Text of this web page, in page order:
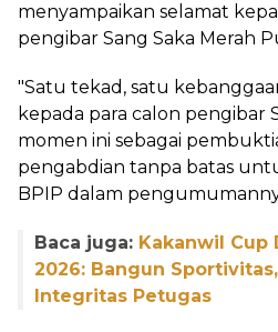
menyampaikan selamat
pengibar Sang Saka Merah
‎"Satu tekad, satu
kepada para calon pengibar
momen ini sebagai
pengabdian tanpa batas
BPIP dalam
Baca juga: Kakanwil Cup
2026: Bangun
Integritas Petugas